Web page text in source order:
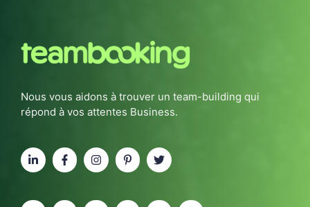
Nous vous aidons à trouver un team-building qui
répond à vos attentes Business.